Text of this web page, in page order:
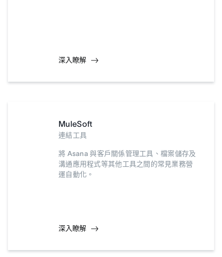
深入瞭解
MuleSoft
連結工具
將 Asana 與客戶關係管理工具、檔案儲存及
溝通應用程式等其他工具之間的常見業務營
運自動化。
深入瞭解